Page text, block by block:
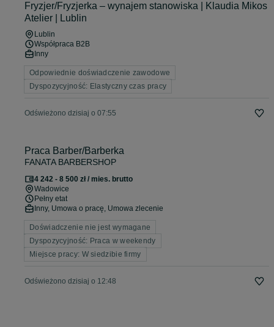
Fryzjer/Fryzjerka – wynajem stanowiska | Klaudia Mikos
Atelier | Lublin
Lublin
Współpraca B2B
Inny
Odpowiednie doświadczenie zawodowe
Dyspozycyjność: Elastyczny czas pracy
Odświeżono dzisiaj o 07:55
Praca Barber/Barberka
FANATA BARBERSHOP
4 242 - 8 500 zł / mies. brutto
Wadowice
Pełny etat
Inny, Umowa o pracę, Umowa zlecenie
Doświadczenie nie jest wymagane
Dyspozycyjność: Praca w weekendy
Miejsce pracy: W siedzibie firmy
Odświeżono dzisiaj o 12:48